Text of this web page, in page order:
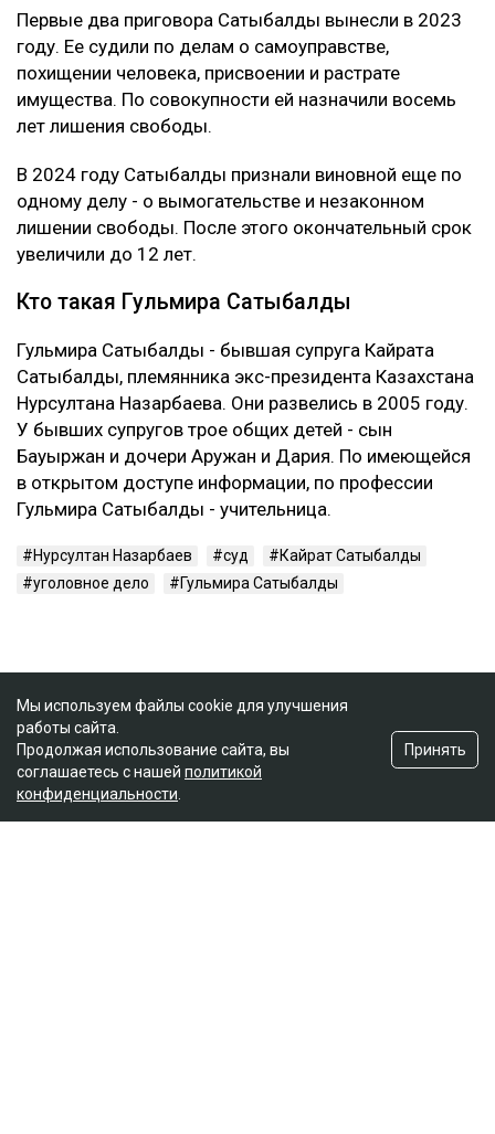
Первые два приговора Сатыбалды вынесли в 2023
году. Ее судили по делам о самоуправстве,
похищении человека, присвоении и растрате
имущества. По совокупности ей назначили восемь
лет лишения свободы.
В 2024 году Сатыбалды признали виновной еще по
одному делу - о вымогательстве и незаконном
лишении свободы. После этого окончательный срок
увеличили до 12 лет.
Кто такая Гульмира Сатыбалды
Гульмира Сатыбалды - бывшая супруга Кайрата
Сатыбалды, племянника экс-президента Казахстана
Нурсултана Назарбаева. Они развелись в 2005 году.
У бывших супругов трое общих детей - сын
Бауыржан и дочери Аружан и Дария. По имеющейся
в открытом доступе информации, по профессии
Гульмира Сатыбалды - учительница.
Нурсултан Назарбаев суд
Кайрат Сатыбалды
уголовное дело
Гульмира Сатыбалды
Мы используем файлы cookie для улучшения
работы сайта.
Продолжая использование сайта, вы
соглашаетесь с нашей политикой
конфиденциальности
Принять